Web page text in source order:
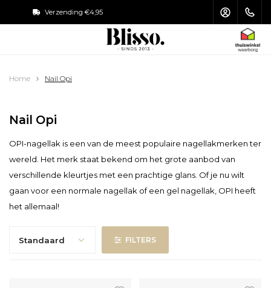
Gezicht
Ogen
Lippen
Nagels
Gezichtsverzorging
Oogcrème
Lipverzorging
Lichaamsverzorging
Handverzorging
Shampoo
Haarstyling
Haarmasker
Conditioner
Haarolie
Gezicht
Ogen
Lippen
Make-up Kwasten Set
Make-up Kwasten Schoonmaken
Toilettas
Puntenslijpers
Nagelvijl
Pincet
Schaartjes & Knippertjes
Zonnebrand
Aftersun
Zelfbruiners
Verzending €4,95 Achteraf
Home Nail Opi
Nail Opi
OPI-nagellak is een van de meest populaire nagellakmerken ter
wereld. Het merk staat bekend om het grote aanbod van
verschillende kleurtjes met een prachtige glans. Of je nu wilt
gaan voor een normale nagellak of een gel nagellak, OPI heeft
het allemaal!
Standaard FILTERS